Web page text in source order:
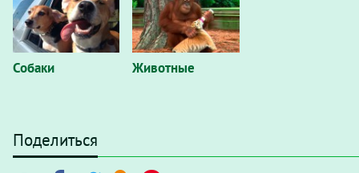
Собаки Животные
Поделиться